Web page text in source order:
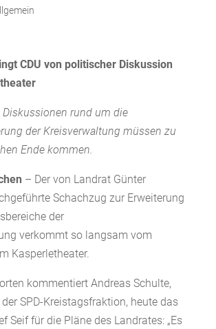
CDU von politischer Diskussion
Diskussionen rund um die
der Kreisverwaltung müssen zu
Ende kommen.
– Der von Landrat Günter
Schachzug zur Erweiterung
der
verkommt so langsam vom
Kasperletheater.
kommentiert Andreas Schulte,
SPD-Kreistagsfraktion, heute das
Seif für die Pläne des Landrates: „Es